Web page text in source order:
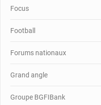
Focus
Football
Forums nationaux
Grand angle
Groupe BGFIBank